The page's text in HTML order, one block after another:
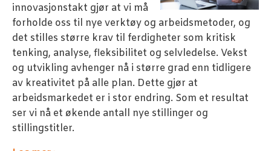
innovasjonstakt gjør at vi må
forholde oss til nye verktøy og arbeidsmetoder, og
det stilles større krav til ferdigheter som kritisk
tenking, analyse, fleksibilitet og selvledelse. Vekst
og utvikling avhenger nå i større grad enn tidligere
av kreativitet på alle plan. Dette gjør at
arbeidsmarkedet er i stor endring. Som et resultat
ser vi nå et økende antall nye stillinger og
stillingstitler.